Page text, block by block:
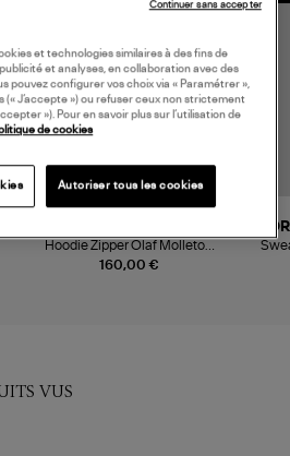
160,00 €
Hoodie Zipper Olaf Molleton
Noir
VUS
et technologies similaires à des fins de
et analyses, en collaboration avec des
pouvez configurer vos choix via « Paramétrer »,
(« J’accepte ») ou refuser ceux non strictement
»). Pour en savoir plus sur l’utilisation de
de cookies
Autoriser tous les cookies
Continuer sans accepter